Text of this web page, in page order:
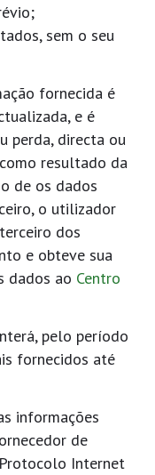
sem o seu
fornecida é
e é
perda, directa ou
resultado da
de os dados
o utilizador
dos
e obteve sua
dados ao Centro
pelo período
fornecidos até
informações
de
Internet